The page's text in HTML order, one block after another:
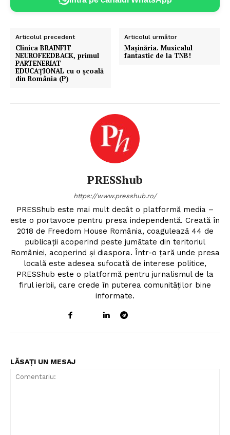
Articolul precedent
Clinica BRAINFIT
NEUROFEEDBACK, primul
PARTENERIAT
EDUCAȚIONAL cu o școală
din România (P)
Articolul următor
Mașinăria. Musicalul
fantastic de la TNB!
PRESShub
https://www.presshub.ro/
PRESShub este mai mult decât o platformă media –
este o portavoce pentru presa independentă. Creată în
2018 de Freedom House România, coagulează 44 de
publicații acoperind peste jumătate din teritoriul
României, acoperind și diaspora. Într-o țară unde presa
locală este adesea sufocată de interese politice,
PRESShub este o platformă pentru jurnalismul de la
firul ierbii, care crede în puterea comunităților bine
informate.
LĂSAȚI UN MESAJ